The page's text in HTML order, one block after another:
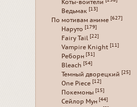
Коты-воители
Ведьмак [13]
По мотивам аниме [627]
Наруто [179]
Fairy Tail [22]
Vampire Knight [11]
Реборн [31]
Bleach [54]
Темный дворецкий [25]
One Piece [12]
Покемоны [15]
Сейлор Мун [44]